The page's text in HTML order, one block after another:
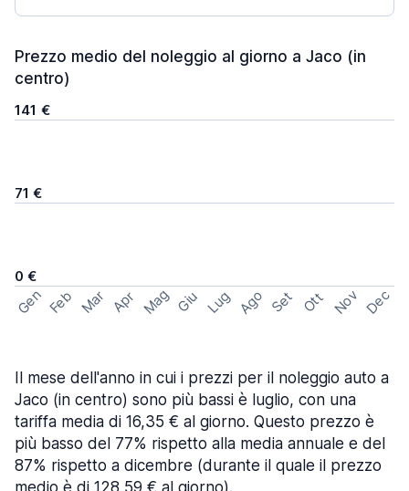
Prezzo medio del noleggio al giorno a Jaco (in
centro)
141 €
71 €
0 €
Gen Feb Mar Apr Mag Giu Lug Ago Set Ott Nov Dec
Il mese dell'anno in cui i prezzi per il noleggio auto a
Jaco (in centro) sono più bassi è luglio, con una
tariffa media di 16,35 € al giorno. Questo prezzo è
più basso del 77% rispetto alla media annuale e del
87% rispetto a dicembre (durante il quale il prezzo
medio è di 128,59 € al giorno).